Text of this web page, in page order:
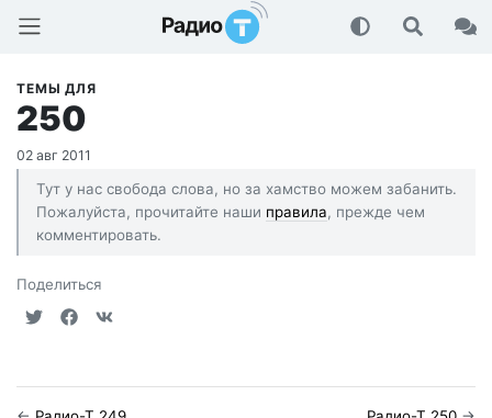
Радио-Т Подкаст
ТЕМЫ ДЛЯ
250
02 авг 2011
Тут у нас свобода слова, но за хамство можем забанить.
Пожалуйста, прочитайте наши правила, прежде чем
комментировать.
Поделиться